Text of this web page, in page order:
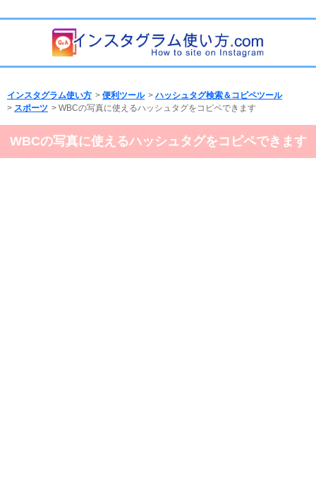
インスタグラム使い方 > 便利ツール >ハッシュタグ検索＆コピペツール
> スポーツ > WBCの写真に使えるハッシュタグをコピペできます
WBCの写真に使えるハッシュタグをコピペできます